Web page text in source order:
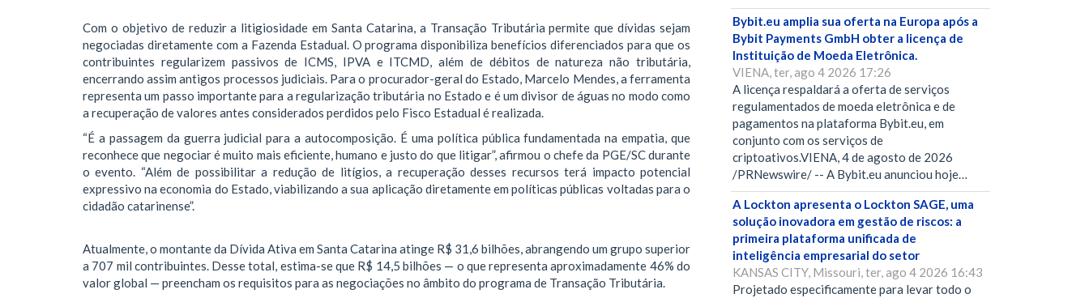
Com o objetivo de reduzir a litigiosidade em Santa Catarina, a Transação Tributária permite que dívidas sejam
negociadas diretamente com a Fazenda Estadual. O programa disponibiliza benefícios diferenciados para que os
contribuintes regularizem passivos de ICMS, IPVA e ITCMD, além de débitos de natureza não tributária,
encerrando assim antigos processos judiciais. Para o procurador-geral do Estado, Marcelo Mendes, a ferramenta
representa um passo importante para a regularização tributária no Estado e é um divisor de águas no modo como
a recuperação de valores antes considerados perdidos pelo Fisco Estadual é realizada.
“É a passagem da guerra judicial para a autocomposição. É uma política pública fundamentada na empatia, que
reconhece que negociar é muito mais eficiente, humano e justo do que litigar”, afirmou o chefe da PGE/SC durante
o evento. “Além de possibilitar a redução de litígios, a recuperação desses recursos terá impacto potencial
expressivo na economia do Estado, viabilizando a sua aplicação diretamente em políticas públicas voltadas para o
cidadão catarinense”.
Atualmente, o montante da Dívida Ativa em Santa Catarina atinge R$ 31,6 bilhões, abrangendo um grupo superior
a 707 mil contribuintes. Desse total, estima-se que R$ 14,5 bilhões — o que representa aproximadamente 46% do
valor global — preencham os requisitos para as negociações no âmbito do programa de Transação Tributária.
Bybit.eu amplia sua oferta na Europa após a
Bybit Payments GmbH obter a licença de
Instituição de Moeda Eletrônica.
VIENA, ter, ago 4 2026 17:26
A licença respaldará a oferta de serviços
regulamentados de moeda eletrônica e de
pagamentos na plataforma Bybit.eu, em
conjunto com os serviços de
criptoativos.VIENA, 4 de agosto de 2026
/PRNewswire/ -- A Bybit.eu anunciou hoje…
A Lockton apresenta o Lockton SAGE, uma
solução inovadora em gestão de riscos: a
primeira plataforma unificada de
inteligência empresarial do setor
KANSAS CITY, Missouri, ter, ago 4 2026 16:43
Projetado especificamente para levar todo o